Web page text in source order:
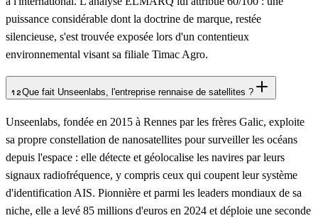
puissance considérable dont la doctrine de marque, restée
silencieuse, s'est trouvée exposée lors d'un contentieux
environnemental visant sa filiale Timac Agro.
12Que fait Unseenlabs, l'entreprise rennaise de satellites ?
Unseenlabs, fondée en 2015 à Rennes par les frères Galic, exploite
sa propre constellation de nanosatellites pour surveiller les océans
depuis l'espace : elle détecte et géolocalise les navires par leurs
signaux radiofréquence, y compris ceux qui coupent leur système
d'identification AIS. Pionnière et parmi les leaders mondiaux de sa
niche, elle a levé 85 millions d'euros en 2024 et déploie une seconde